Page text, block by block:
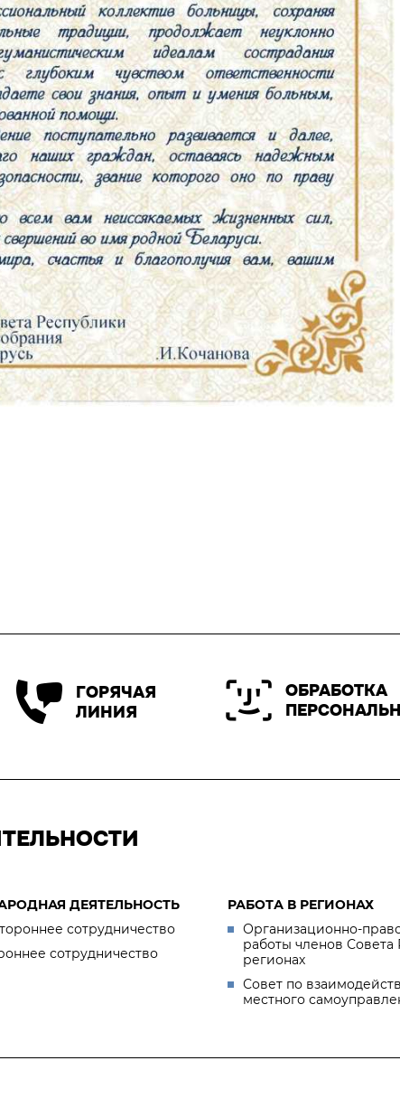
ГОРЯЧАЯ
ЛИНИЯ
ОБРАБОТКА
ДЕЯТЕЛЬНОСТЬ
сотрудничество
сотрудничество
РАБОТА В РЕГИОНАХ
Организационно-
работы членов Совета
регионах
Совет по
местного